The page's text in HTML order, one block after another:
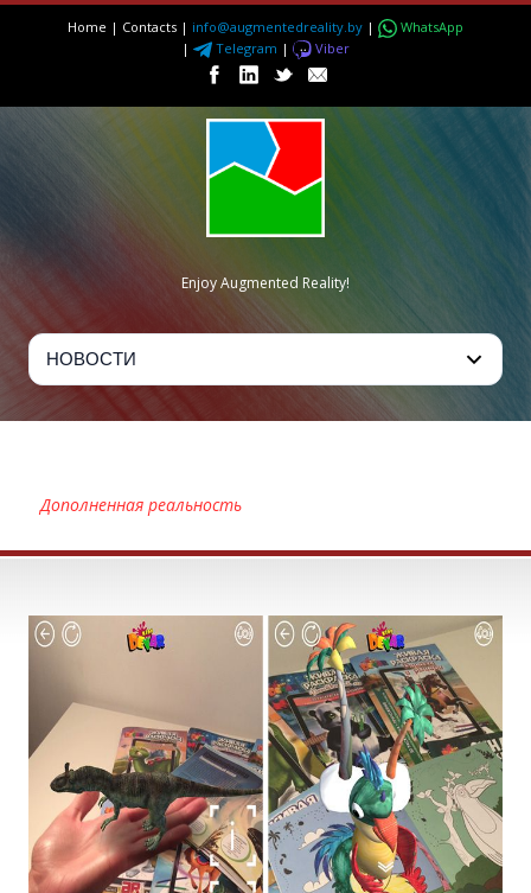
Home | Contacts | info@augmentedreality.by |
WhatsApp
|
Telegram | Viber
Enjoy Augmented Reality!
Дополненная реальность